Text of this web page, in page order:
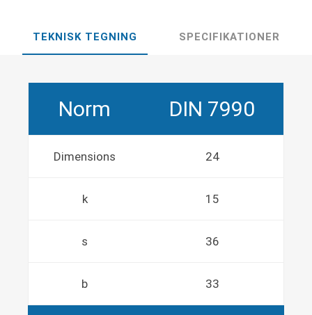
TEKNISK TEGNING SPECIFIKATIONER
Norm DIN 7990
Dimensions 24
k 15
s 36
b 33